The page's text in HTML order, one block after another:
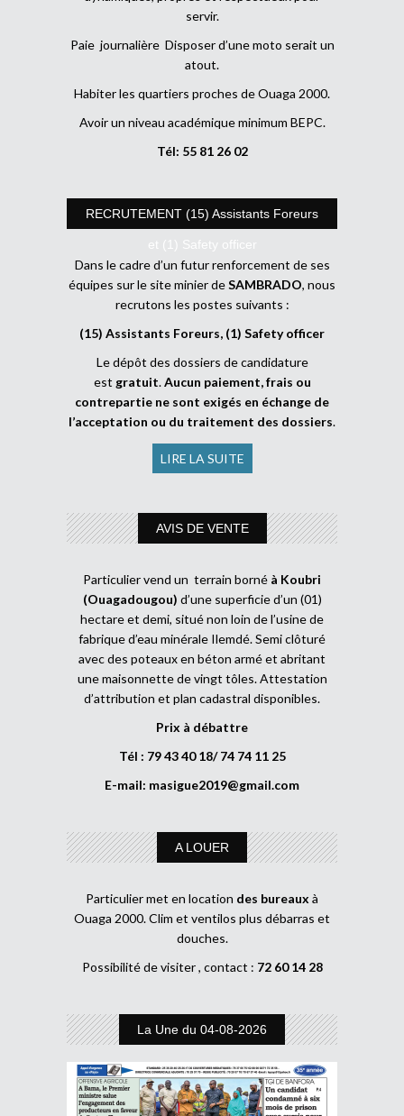
servir.
Paie journalière Disposer d’une moto serait un
atout.
Habiter les quartiers proches de Ouaga 2000.
Avoir un niveau académique minimum BEPC.
Tél: 55 81 26 02
RECRUTEMENT (15) Assistants Foreurs
et (1) Safety officer
Dans le cadre d’un futur renforcement de ses
équipes sur le site minier deSAMBRADO, nous
recrutons les postes suivants :
(15) Assistants Foreurs, (1) Safety officer
Le dépôt des dossiers de candidature
est gratuit.Aucun paiement, frais ou
contrepartie ne sont exigés en échange de
l’acceptation ou du traitement des dossiers.
LIRE LA SUITE
AVIS DE VENTE
Particulier vend un terrain borné à Koubri
(Ouagadougou) d’une superficie d’un (01)
hectare et demi, situé non loin de l’usine de
fabrique d’eau minérale Ilemdé. Semi clôturé
avec des poteaux en béton armé et abritant
une maisonnette de vingt tôles. Attestation
d’attribution et plan cadastral disponibles.
Prix à débattre
Tél : 79 43 40 18/ 74 74 11 25
E-mail: masigue2019@gmail.com
A LOUER
Particulier met en location des bureaux à
Ouaga 2000. Clim et ventilos plus débarras et
douches.
Possibilité de visiter , contact : 72 60 14 28
La Une du 04-08-2026